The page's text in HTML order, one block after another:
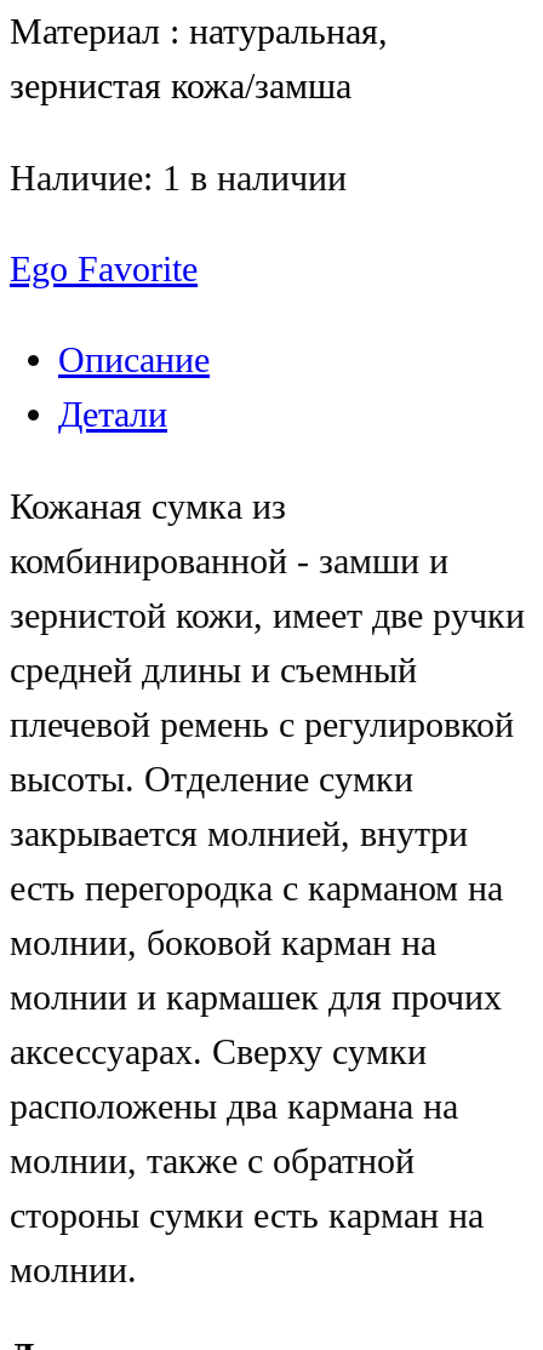
Материал : натуральная,
зернистая кожа/замша
Наличие: 1 в наличии
Ego Favorite
Описание
Детали
Кожаная сумка из
комбинированной - замши и
зернистой кожи, имеет две ручки
средней длины и съемный
плечевой ремень с регулировкой
высоты. Отделение сумки
закрывается молнией, внутри
есть перегородка с карманом на
молнии, боковой карман на
молнии и кармашек для прочих
аксессуарах. Сверху сумки
расположены два кармана на
молнии, также с обратной
стороны сумки есть карман на
молнии.